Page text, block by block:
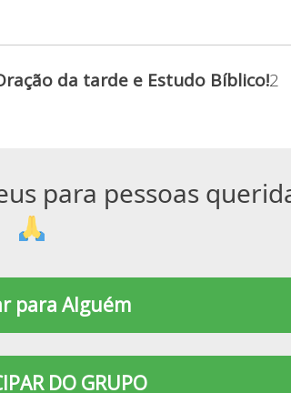
da tarde e Estudo Bíblico!2
para pessoas
para Alguém
DO GRUPO